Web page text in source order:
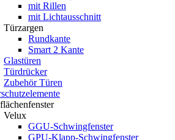
mit Rillen
mit Lichtausschnitt
Türzargen
Rundkante
Smart 2 Kante
Glastüren
Türdrücker
Zubehör Türen
Velux
GGU-Schwingfenster
GPU-Klapp-Schwingfenster